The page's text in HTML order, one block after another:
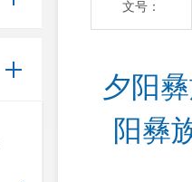
文号：
夕阳
阳彝